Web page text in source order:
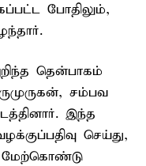
போதிலும்,
தென்பாகம்
சம்பவ
இந்த
செய்து,
மேற்கொண்டு